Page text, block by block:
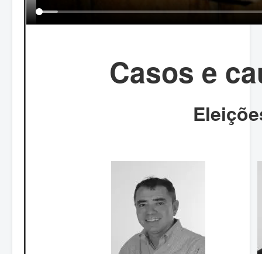
Casos e